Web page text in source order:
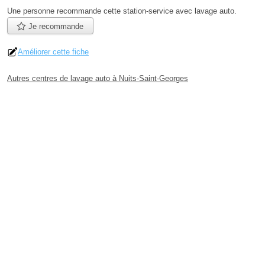
Une personne recommande cette station-service avec lavage auto.
Je recommande
Améliorer cette fiche
Autres centres de lavage auto à Nuits-Saint-Georges